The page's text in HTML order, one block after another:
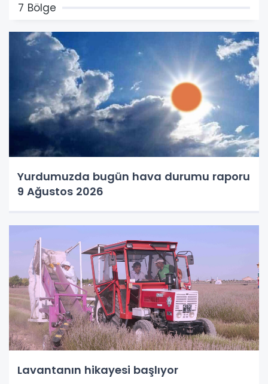
7 Bölge
Yurdumuzda bugün hava durumu raporu
9 Ağustos 2026
Lavantanın hikayesi başlıyor